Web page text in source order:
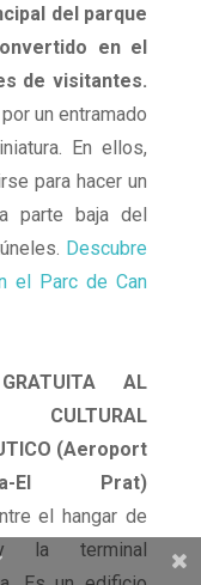
del parque
en el
de visitantes.
un entramado
En ellos,
para hacer un
parte baja del
Descubre
el Parc de Can
AL
CULTURAL
(Aeroport
El Prat)
el hangar de
la terminal